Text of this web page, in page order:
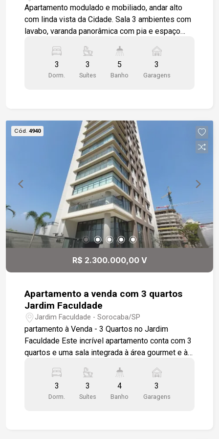
Apartamento modulado e mobiliado, andar alto
com linda vista da Cidade. Sala 3 ambientes com
lavabo, varanda panorâmica com pia e espaço
e equipada, área de serviço com despensa e
banheiro. 3 suítes moduladas em piso
porcelanato, banheiros com box em vidro e
3
Dorm.
3
Suítes
5
Banho
3
Garagens
Cód. 4940
R$ 2.300.000,00 V
Apartamento a venda com 3 quartos
Jardim Faculdade
Jardim Faculdade - Sorocaba/SP
partamento à Venda - 3 Quartos no Jardim
Faculdade Este incrível apartamento conta com 3
quartos e uma sala integrada à área gourmet e à
perfeito para receber amigos e familiares. Os
pisos em porcelanato e o acabamento em gesso
conferem um toque de sofisticação, além da linda
3
Dorm.
3
Suítes
4
Banho
3
Garagens